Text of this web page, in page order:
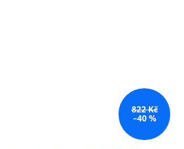
822 Kč
–40 %